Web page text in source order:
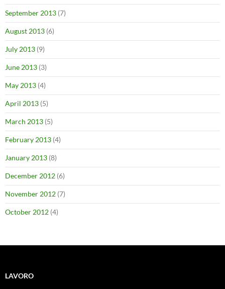
September 2013 (7)
August 2013 (6)
July 2013 (9)
June 2013 (3)
May 2013 (4)
April 2013 (5)
March 2013 (5)
February 2013 (4)
January 2013 (8)
December 2012 (6)
November 2012 (7)
October 2012 (4)
LAVORO